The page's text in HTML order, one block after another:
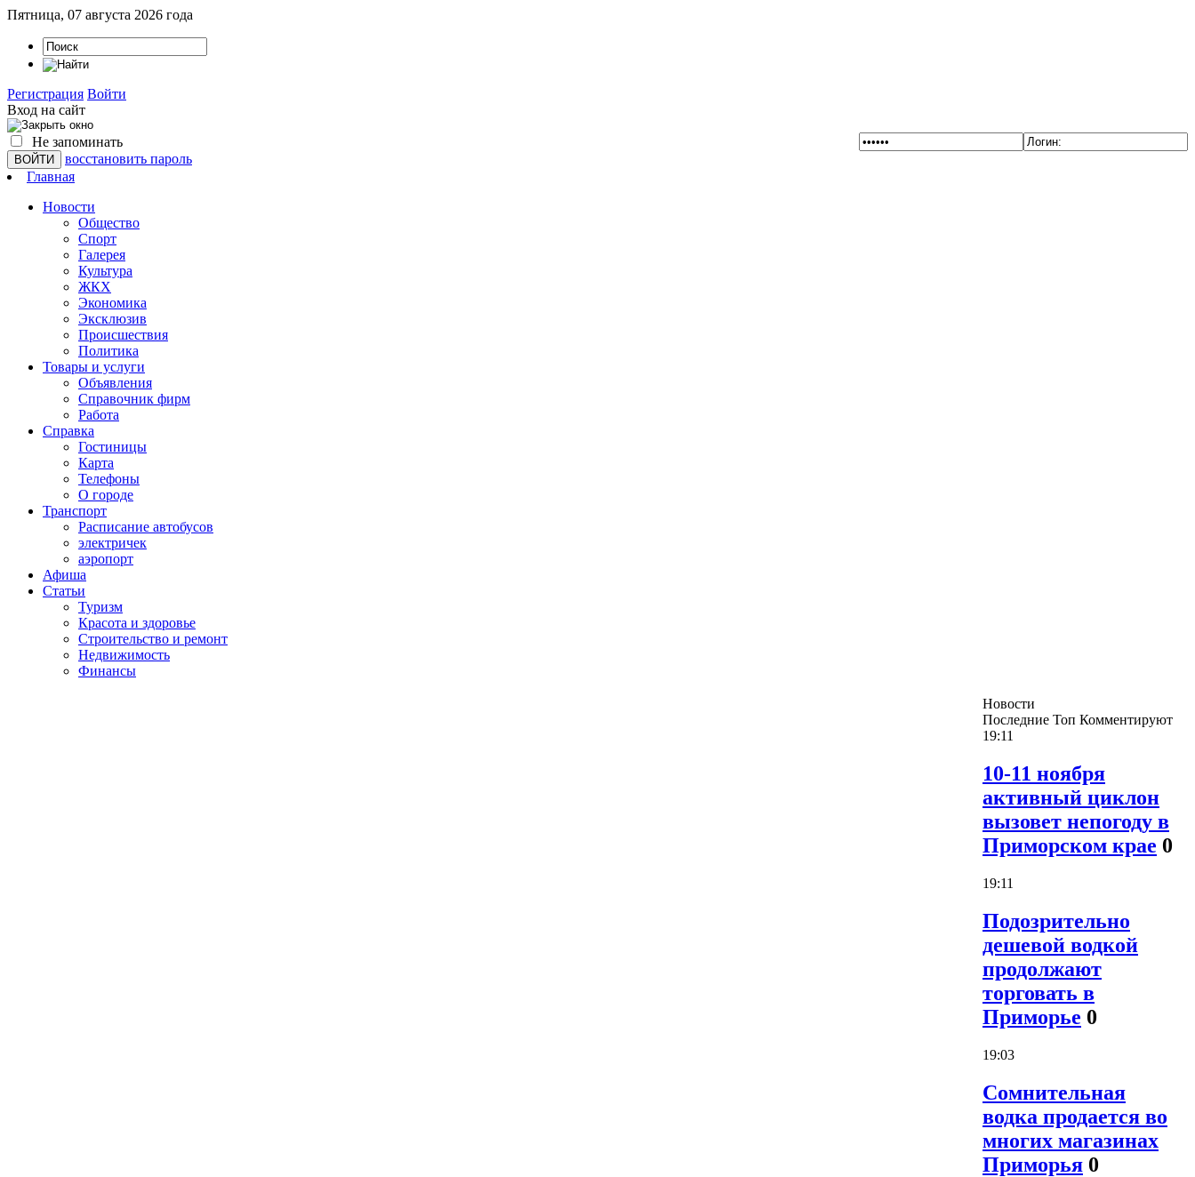
Пятница, 07 августа 2026 года
Регистрация Войти
Вход на сайт
Не запоминать
восстановить пароль
Главная
Новости
Общество
Спорт
Галерея
Культура
ЖКХ
Экономика
Эксклюзив
Проиcшествия
Политика
Товары и услуги
Объявления
Справочник фирм
Работа
Справка
Гостиницы
Карта
Телефоны
О городе
Транспорт
Расписание автобусов
электричек
аэропорт
Афиша
Статьи
Туризм
Красота и здоровье
Строительство и ремонт
Недвижимость
Финансы
Новости
Последние Топ Комментируют
19:11
10-11 ноября
активный циклон
вызовет непогоду в
Приморском крае 0
19:11
Подозрительно
дешевой водкой
продолжают
торговать в
Приморье 0
19:03
Сомнительная
водка продается во
многих магазинах
Приморья 0